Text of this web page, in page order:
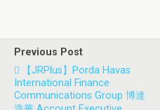
Previous Post
【JRPlus】Porda Havas
International Finance
Communications Group 博達